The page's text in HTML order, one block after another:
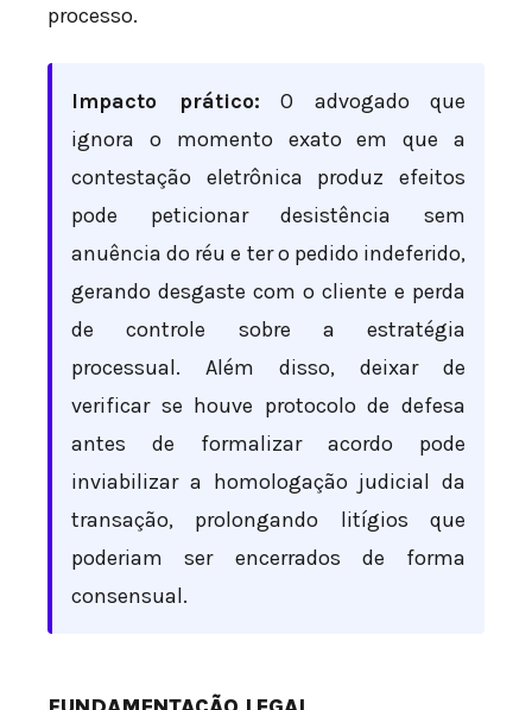
processo.
Impacto prático: O advogado que
ignora o momento exato em que a
contestação eletrônica produz efeitos
pode peticionar desistência sem
anuência do réu e ter o pedido indeferido,
gerando desgaste com o cliente e perda
de controle sobre a estratégia
processual. Além disso, deixar de
verificar se houve protocolo de defesa
antes de formalizar acordo pode
inviabilizar a homologação judicial da
transação, prolongando litígios que
poderiam ser encerrados de forma
consensual.